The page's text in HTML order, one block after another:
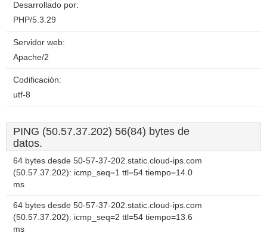
Desarrollado por:
PHP/5.3.29
Servidor web:
Apache/2
Codificación:
utf-8
PING (50.57.37.202) 56(84) bytes de
datos.
64 bytes desde 50-57-37-202.static.cloud-ips.com
(50.57.37.202): icmp_seq=1 ttl=54 tiempo=14.0
ms
64 bytes desde 50-57-37-202.static.cloud-ips.com
(50.57.37.202): icmp_seq=2 ttl=54 tiempo=13.6
ms